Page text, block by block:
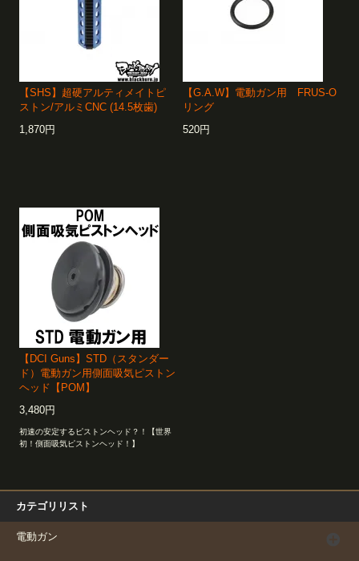
【SHS】超硬アルティメイトピ
ストン/アルミCNC (14.5枚歯)
1,870円
【G.A.W】電動ガン用 FRUS-O
リング
520円
【DCI Guns】STD（スタンダー
ド）電動ガン用側面吸気ピストン
ヘッド【POM】
3,480円
初速の安定するピストンヘッド？！【世界
初！側面吸気ピストンヘッド！】
カテゴリリスト
電動ガン